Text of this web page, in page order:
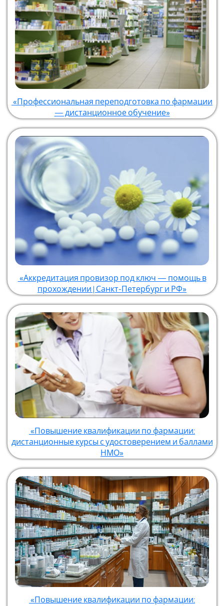
«Профессиональная переподготовка по фармации
— дистанционное обучение»
«Аккредитация провизор под ключ — помощь в
прохождении | Санкт-Петербург и РФ»
«Повышение квалификации по фармации:
дистанционные курсы с удостоверением и баллами
НМО»
«Повышение квалификации по фармации: